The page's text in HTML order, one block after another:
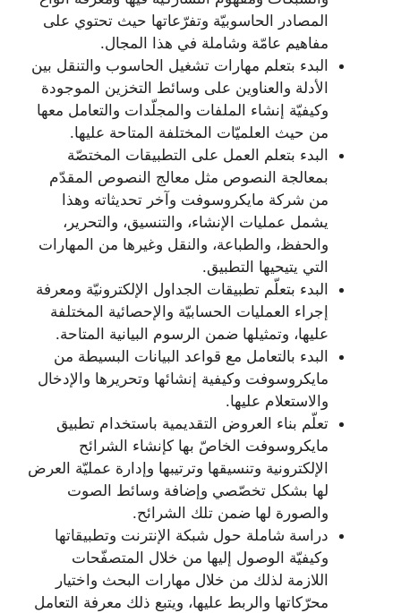
المصادر الحاسوبيّة وتفرّعاتها حيث تحتوي على
مفاهيم عامّة وشاملة في هذا المجال.
البدء بتعلم مهارات تشغيل الحاسوب والتنقل بين
الأدلة والعناوين على وسائط التخزين الموجودة
وكيفيّة إنشاء الملفات والمجلّدات والتعامل معها
من حيث العلميّات المختلفة المتاحة عليها.
البدء بتعلم العمل على التطبيقات المختصّة
بمعالجة النصوص مثل معالج النصوص المقدّم
من شركة مايكروسوفت وآخر تحديثاته وهذا
يشمل عمليات الإنشاء، والتنسيق، والتحرير،
والحفظ، والطباعة، والنقل وغيرها من المهارات
التي يتيحيها التطبيق.
البدء بتعلّم تطبيقات الجداول الإلكترونيّة ومعرفة
إجراء العمليات الحسابيّة والإحصائية المختلفة
عليها، وتمثيلها ضمن الرسوم البيانية المتاحة.
البدء بالتعامل مع قواعد البيانات البسيطة من
مايكروسوفت وكيفية إنشائها وتحريرها والإدخال
والاستعلام عليها.
تعلّم بناء العروض التقديمية باستخدام تطبيق
مايكروسوفت الخاصّ بها كإنشاء الشرائح
الإلكترونية وتنسيقها وترتيبها وإدارة عمليّة العرض
لها بشكل تخصّصي وإضافة وسائط الصوت
والصورة لها ضمن تلك الشرائح.
دراسة شاملة حول شبكة الإنترنت وتطبيقاتها
وكيفيّة الوصول إليها من خلال المتصفّحات
اللازمة لذلك من خلال مهارات البحث واختيار
محرّكاتها والربط عليها، ويتبع ذلك معرفة التعامل